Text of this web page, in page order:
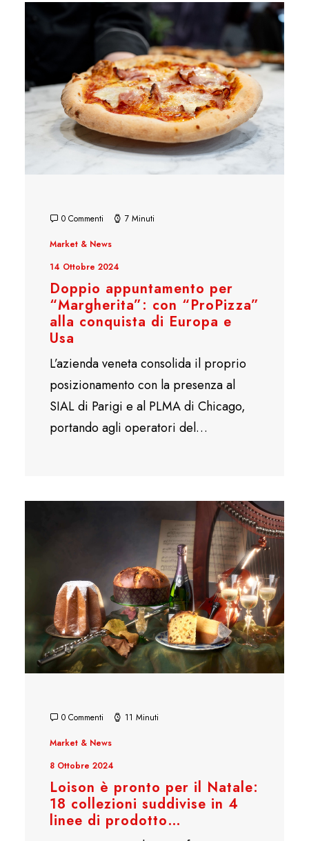
0 Commenti 7 Minuti
Market & News
14 Ottobre 2024
Doppio appuntamento per
“Margherita”: con “ProPizza”
alla conquista di Europa e
Usa
L’azienda veneta consolida il proprio
posizionamento con la presenza al
SIAL di Parigi e al PLMA di Chicago,
portando agli operatori del…
0 Commenti 11 Minuti
Market & News
8 Ottobre 2024
Loison è pronto per il Natale:
18 collezioni suddivise in 4
linee di prodotto…